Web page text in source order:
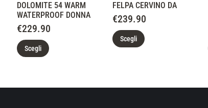
DOLOMITE 54 WARM
WATERPROOF DONNA
€229.90
Scegli
FELPA CERVINO DA
€239.90
Scegli